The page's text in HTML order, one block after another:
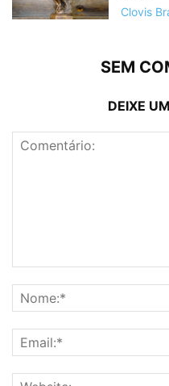
Clovis
SEM
DEIXE